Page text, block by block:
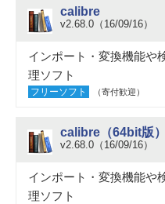
calibre
v2.68.0（16/09/16）
インポート・変換機能や
理ソフト
フリーソフト （寄付歓迎）
calibre（64bit版）
v2.68.0（16/09/16）
インポート・変換機能や
理ソフト